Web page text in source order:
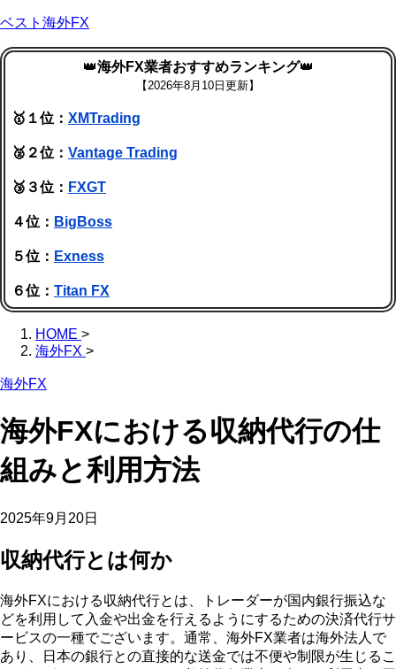
ベスト海外FX
👑海外FX業者おすすめランキング👑
【2026年8月10日更新】
🥇１位： XMTrading
🥈２位： Vantage Trading
🥉３位： FXGT
４位： BigBoss
５位： Exness
６位： Titan FX
HOME >
海外FX >
海外FX
海外FXにおける収納代行の仕
組みと利用方法
2025年9月20日
収納代行とは何か
海外FXにおける収納代行とは、トレーダーが国内銀行振込な
どを利用して入金や出金を行えるようにするための決済代行サ
ービスの一種でございます。通常、海外FX業者は海外法人で
あり、日本の銀行との直接的な送金では不便や制限が生じるこ